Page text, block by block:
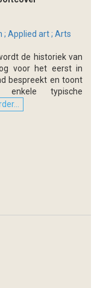
; Applied art ; Arts
de historiek van
voor het eerst in
bespreekt en toont
enkele typische